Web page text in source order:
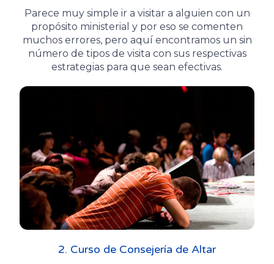
Parece muy simple ir a visitar a alguien con un
propósito ministerial y por eso se comenten
muchos errores, pero aquí encontramos un sin
número de tipos de visita con sus respectivas
estrategias para que sean efectivas.
2. Curso de Consejería de Altar